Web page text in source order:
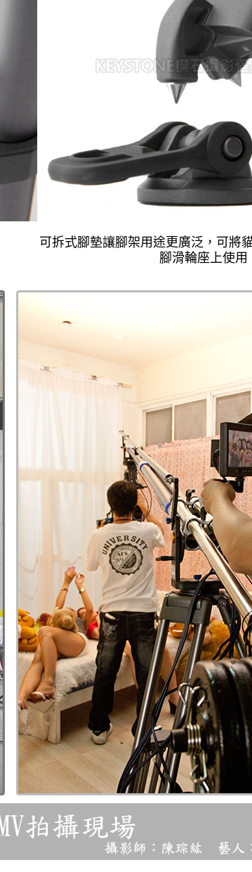
可拆式腳墊讓腳架用途更廣泛，可將
腳滑輪座上使用